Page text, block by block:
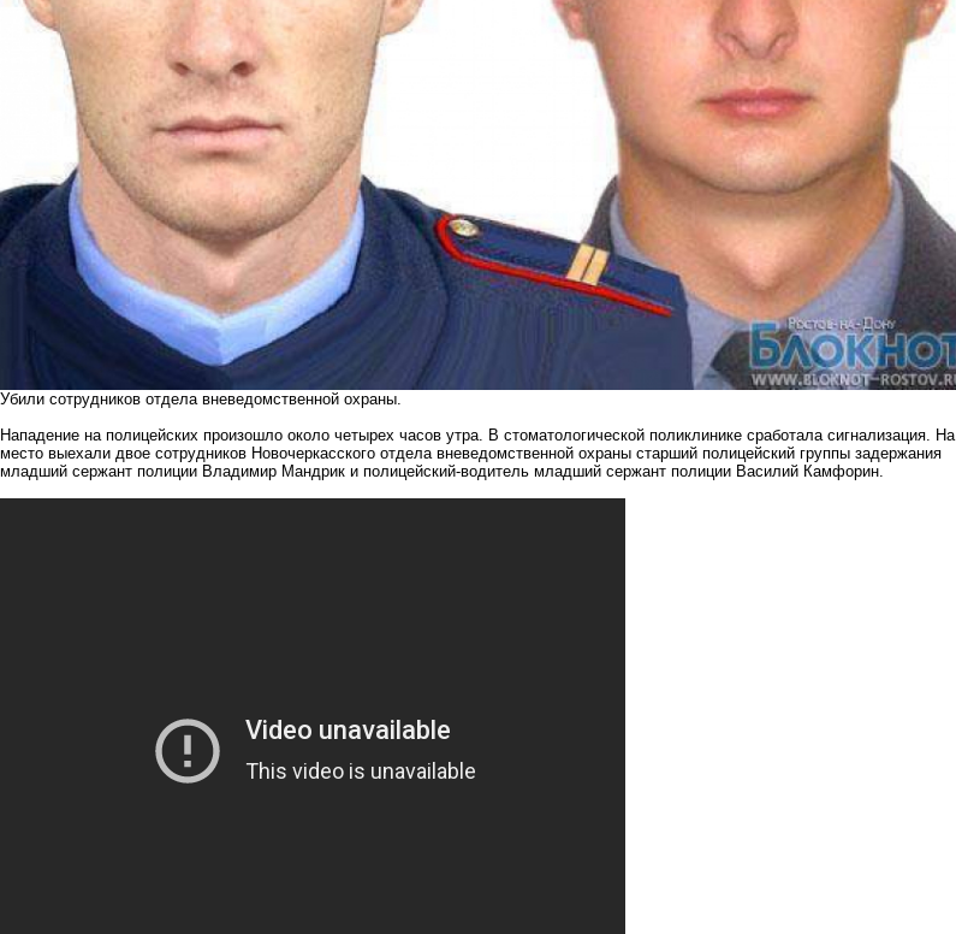
Убили сотрудников отдела вневедомственной охраны.
Нападение на полицейских произошло около четырех часов утра. В стоматологической поликлинике сработала сигнализация. На
место выехали двое сотрудников Новочеркасского отдела вневедомственной охраны старший полицейский группы задержания
младший сержант полиции Владимир Мандрик и полицейский-водитель младший сержант полиции Василий Камфорин.